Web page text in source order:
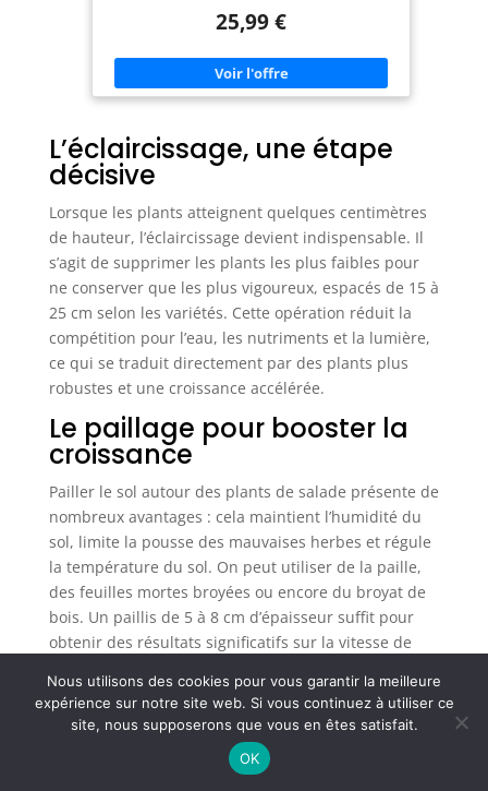
combiner pour construire des arches de 3, 4, 5
verre est recouverte de plastique, ce qui la rend
solide, stable et élastique. Les arches de tunnel de
jardin sont réutilisables. La conception détachable
facilite le stockage et économise de l'espace.
l'anneau avec le connecteur, puis insérez
fermement le haut du tunnel de jardin assemblé
dans le sol de 4 à 6 pouces (10 à 15 cm) pour
l'utiliser. Cet anneau de serre est facile à nettoyer,
réutilisable et amovible pour un rangement
pratique ; une aide précieuse pour la culture des
plantes. Champ d'application : nos tunnels de
végétale, la protection contre le gel, les filets anti-
oiseaux et les petites serres. Il fournit un
environnement idéal pour une germination et une
croissance rapides des plants. 【Tunnel de filet de
protection des légumes 】 cet ensemble est
spécialement conçu pour la couverture des
plantes, la protection contre le gel et la serre,
offrant un environnement idéal pour la
des semis. Il protège les plantes du gel, des
oiseaux et des rayons du soleil. L'ensemble peut
également être utilisé avec des matériaux tels que
des filets pare-soleil et des films isolants.
25,99 €
L’éclaircissage, une étape
décisive
Lorsque les plants atteignent quelques centimètres
de hauteur, l’éclaircissage devient indispensable. Il
s’agit de supprimer les plants les plus faibles pour
ne conserver que les plus vigoureux, espacés de 15 à
25 cm selon les variétés. Cette opération réduit la
compétition pour l’eau, les nutriments et la lumière,
ce qui se traduit directement par des plants plus
robustes et une croissance accélérée.
Le paillage pour booster la
croissance
Pailler le sol autour des plants de salade présente de
nombreux avantages : cela maintient l’humidité du
sol, limite la pousse des mauvaises herbes et régule
la température du sol. On peut utiliser de la paille,
des feuilles mortes broyées ou encore du broyat de
bois. Un paillis de 5 à 8 cm d’épaisseur suffit pour
obtenir des résultats significatifs sur la vitesse de
Nous utilisons des cookies pour vous garantir la meilleure
expérience sur notre site web. Si vous continuez à utiliser ce
site, nous supposerons que vous en êtes satisfait.
OK